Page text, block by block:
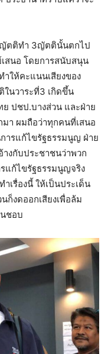
ตติทำ 3ญัตตินั้นตกไป
สนอ โดยการสนับสนุน
ให้คะแนนเสียงของ
นวาระที่3 เกิดขึ้น
ย ปชป.บางส่วน และฝ่าย
า ผมถือว่าทุกคนที่เสนอ
ารแก้ไขรัฐธรรมนูญ ฝ่าย
างกับประชาชนว่าพวก
แก้ไขรัฐธรรมนูญจริง
เรื่องนี้ ให้เป็นประเด็น
ก็งดออกเสียงเพื่อล้ม
ชอบ